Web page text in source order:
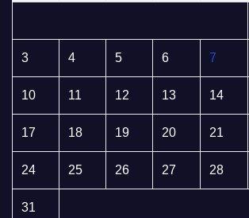
3 4 5 6 7
10 11 12 13 14
17 18 19 20 21
24 25 26 27 28
31